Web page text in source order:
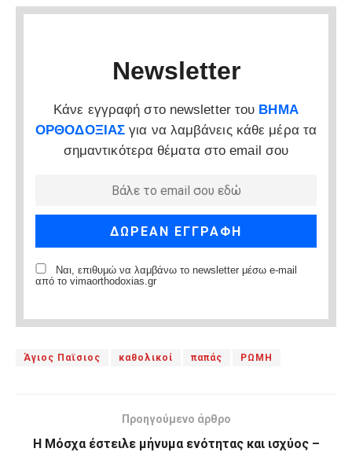
Newsletter
Κάνε εγγραφή στο newsletter του ΒΗΜΑ
ΟΡΘΟΔΟΞΙΑΣ για να λαμβάνεις κάθε μέρα τα
σημαντικότερα θέματα στο email σου
Ναι, επιθυμώ να λαμβάνω το newsletter μέσω e-mail
από το vimaorthodoxias.gr
Άγιος Παϊσιος καθολικοί παπάς ΡΩΜΗ
Προηγούμενο άρθρο
Η Μόσχα έστειλε μήνυμα ενότητας και ισχύος –